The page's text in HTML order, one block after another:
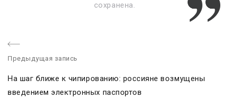
сохранена.
Предыдущая запись
r
e
На шаг ближе к чипированию: россияне возмущены
введением электронных паспортов